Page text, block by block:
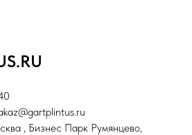
, Бизнес Парк Румянцево,